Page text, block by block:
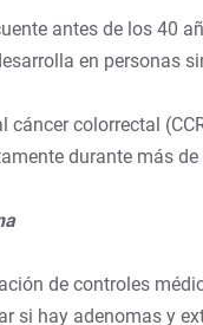
antes de los 40
en personas
cáncer colorrectal
durante más
de controles
si hay adenomas y